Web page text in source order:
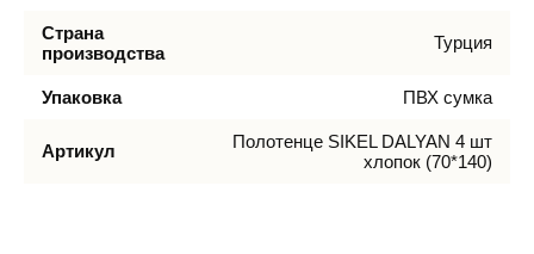
Страна
производства
Турция
Упаковка ПВХ сумка
Артикул
Полотенце SIKEL DALYAN 4 шт
хлопок (70*140)